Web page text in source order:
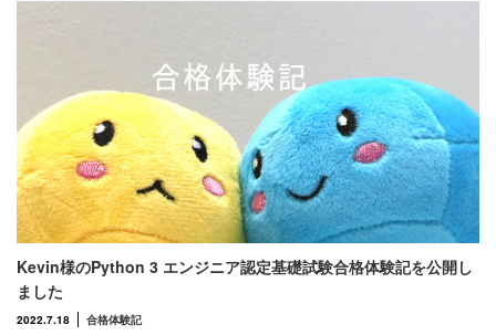
Kevin様のPython 3 エンジニア認定基礎試験合格体験記を公開し
ました
2022.7.18 合格体験記